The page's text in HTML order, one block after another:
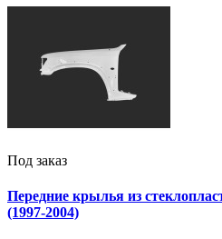
Под заказ
Передние крылья из
(1997-2004)